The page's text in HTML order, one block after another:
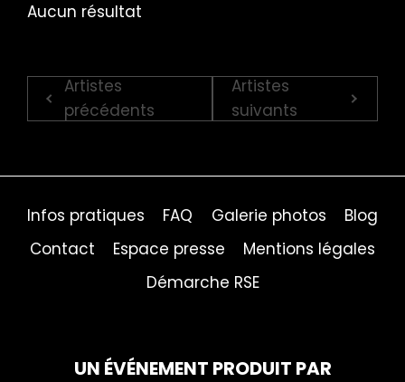
Aucun résultat
Artistes
précédents
Artistes
suivants
Infos pratiques FAQ Galerie photos
Blog
Contact
Espace presse
Mentions légales
Démarche RSE
UN ÉVÉNEMENT PRODUIT PAR